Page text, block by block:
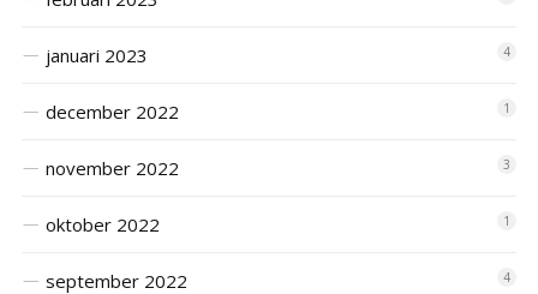
januari 2023 4
december 2022 1
november 2022 3
oktober 2022 1
september 2022 4